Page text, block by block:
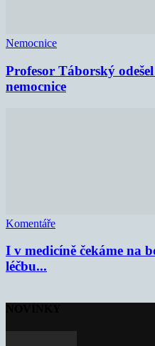
Nemocnice
Profesor Táborský
nemocnice
Komentáře
I v medicíně čekáme na
léčbu...